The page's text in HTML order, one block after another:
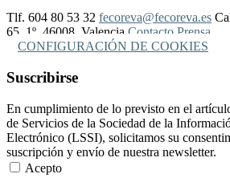
Tlf. 604 80 53 32 fecoreva@fecoreva.es
65, 1º, 46008, Valencia Contacto Prensa
CONFIGURACIÓN DE COOKIES
Suscribirse
En cumplimiento de lo previsto en el
de Servicios de la Sociedad de la
Electrónico (LSSI), solicitamos su
suscripción y envío de nuestra newsletter.
Acepto